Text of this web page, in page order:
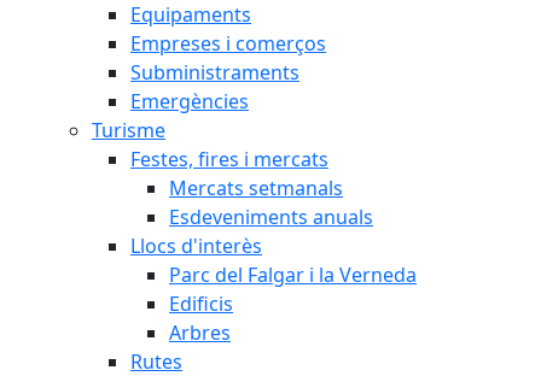
Equipaments
Empreses i comerços
Subministraments
Emergències
Turisme
Festes, fires i mercats
Mercats setmanals
Esdeveniments anuals
Llocs d'interès
Parc del Falgar i la Verneda
Edificis
Arbres
Rutes